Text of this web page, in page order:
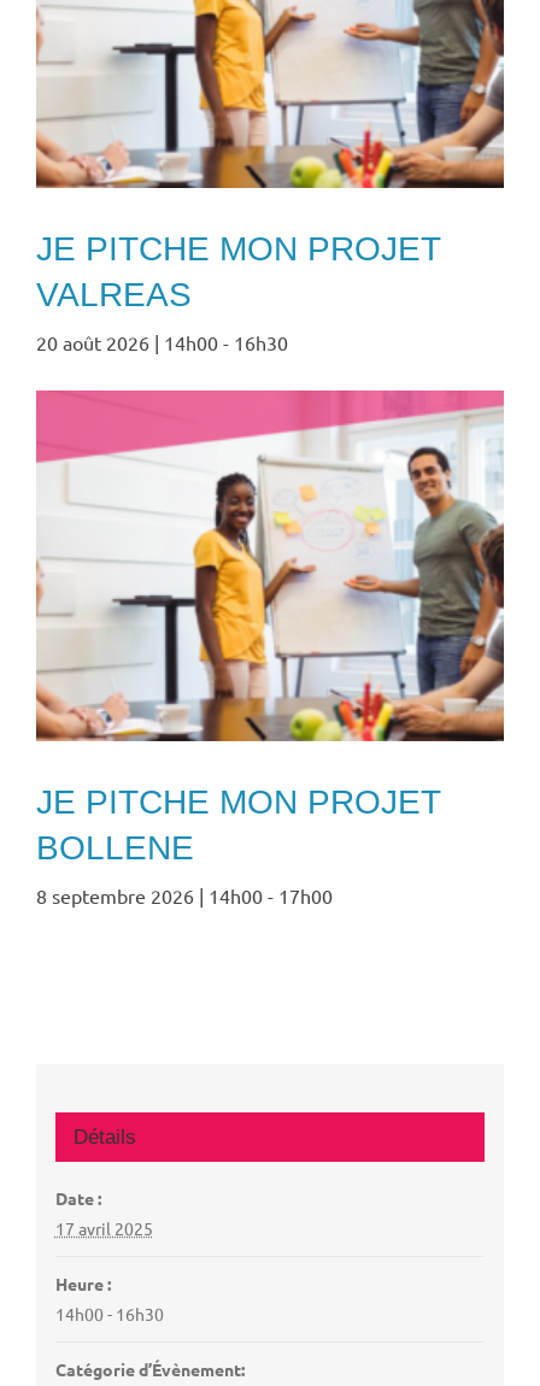
JE PITCHE MON PROJET
VALREAS
20 août 2026 | 14h00 - 16h30
JE PITCHE MON PROJET
BOLLENE
8 septembre 2026 | 14h00 - 17h00
Détails
Date :
17 avril 2025
Heure :
14h00 - 16h30
Catégorie d’Évènement: